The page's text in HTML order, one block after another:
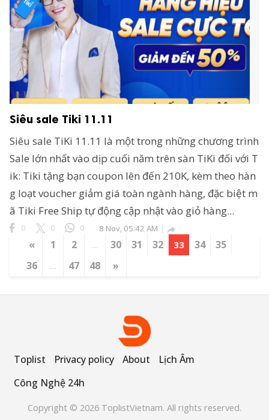
Siêu sale Tiki 11.11
Siêu sale TiKi 11.11 là một trong những chương trình
Sale lớn nhất vào dịp cuối năm trên sàn TiKi đối với T
ik: Tiki tặng bạn coupon lên đến 210K, kèm theo hàn
g loạt voucher giảm giá toàn ngành hàng, đặc biệt m
ã Tiki Free Ship tự động cập nhật vào giỏ hàng...
0 0 0 8 Nov, 05:42 AM 
« 1 2 ... 30 31 32 33 34
35
36
... 47 48 »
Toplist Privacy policy About
Lịch Âm
Công Nghệ 24h
Copyright © 2026 ToplistVietnam. All rights reserved.